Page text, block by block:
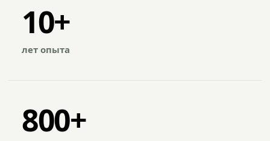
10+
лет опыта
800+